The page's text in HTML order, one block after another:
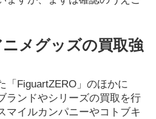
メグッズの買取強
「FiguartZERO」のほかに
ランドやシリーズの買取を行
マイルカンパニーやコトブキ